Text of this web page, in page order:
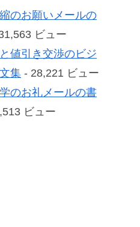
のお願いメールの
ビュー
値引き交渉のビジ
集 - 28,221 ビュー
のお礼メールの書
ビュー